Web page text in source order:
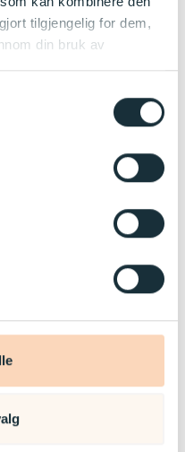
tilgjengelig for dem,
din bruk av